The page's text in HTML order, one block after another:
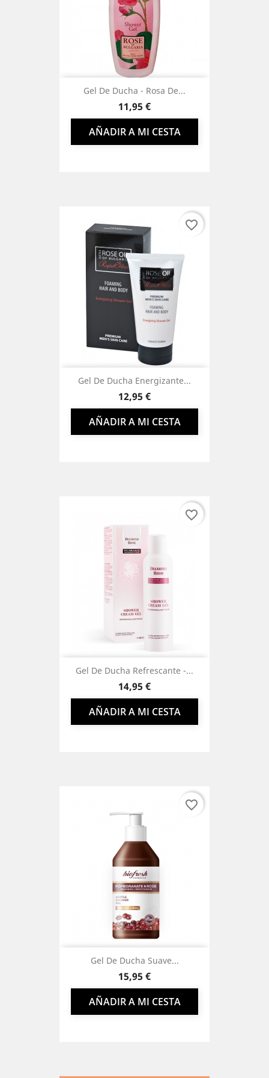
Gel De Ducha - Rosa De...
Precio
11,95 €
AÑADIR A MI CESTA
Gel De Ducha Energizante...
Precio
12,95 €
AÑADIR A MI CESTA
favorite_border
Gel De Ducha Refrescante -...
Precio
14,95 €
AÑADIR A MI CESTA
favorite_border
Gel De Ducha Suave...
Precio
15,95 €
AÑADIR A MI CESTA
favorite_border